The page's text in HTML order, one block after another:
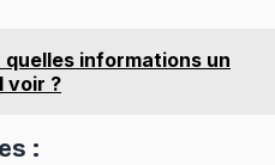
informations un
voir ?
: